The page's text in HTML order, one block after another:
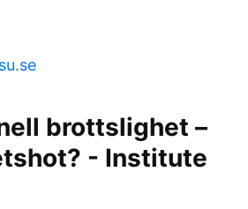
brottslighet –
- Institute